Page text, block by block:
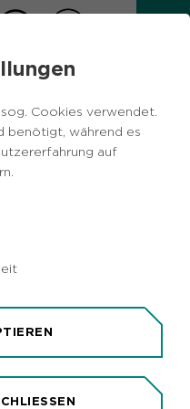
Cookies verwendet.
benötigt, während es
auf
Menschen
bis 2024